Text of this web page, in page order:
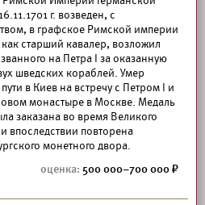
г. возведен, с
в графское Римской империи
как старший кавалер, возложил
на Петра I за оказанную
шведских кораблей. Умер
в Киев на встречу с Петром I и
монастыре в Москве. Медаль
заказана во время Великого
впоследствии повторена
монетного двора.
500 000–700 000